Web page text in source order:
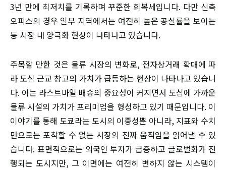
3년 만에 최저치를 기록하며 꾸준한 회복세입니다. 다만 신축
오피스의 경우 일부 지역에서는 여전히 높은 공실률을 보이는
등 시장 내 양극화 현상이 나타나고 있습니다.
주목할 만한 것은 물류 시장의 변화로, 전자상거래 확대에 따
라 도심 근교 창고의 가치가 급등하는 현상이 나타나고 있습니
다. 이는 라스트마일 배송의 중요성이 커지면서 도심에 가까운
물류 시설의 가치가 프리미엄을 형성하고 있기 때문입니다. 이
이야기를 통해 도쿄라는 도시의 이중성뿐 아니라, 지표와 수치
만으로는 포착할 수 없는 시장의 진짜 움직임을 읽어낼 수 있
습니다. 표면적으로는 외국인 투자가 급증하고 글로벌화가 진
행되는 도시지만, 그 이면에는 여전히 변하지 않는 시스템이